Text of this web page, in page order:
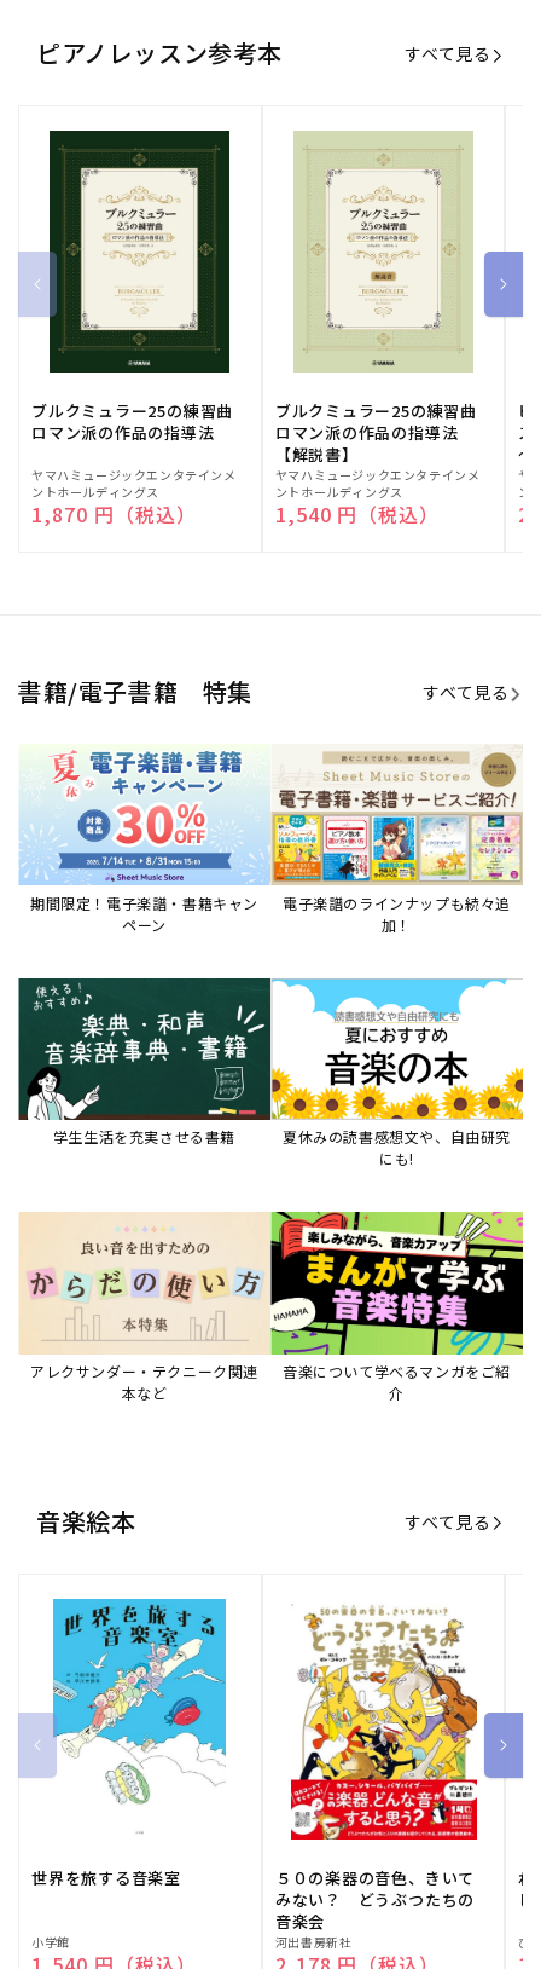
ピアノレッスン参考本 すべて見る
ブルクミュラー25の練習曲
ロマン派の作品の指導法
販
売
元:
ヤマハミュージックエンタテインメ
ントホールディングス
通常価格
1,870 円（税込）
ブルクミュラー25の練習曲
ロマン派の作品の指導法
【解説書】
販
売
元:
ヤマハミュージックエンタテインメ
ントホールディングス
通常価格
1,540 円（税込）
ピ
ス
～
販
売
元:
ヤ
ン
書籍/電子書籍 特集 すべて見る
期間限定！電子楽譜・書籍キャン
ペーン
電子楽譜のラインナップも続々追
加！
学生生活を充実させる書籍
夏休みの読書感想文や、自由研究
にも!
アレクサンダー・テクニーク関連
本など
音楽について学べるマンガをご紹
介
音楽絵本 すべて見る
世界を旅する音楽室
販
小学館
５０の楽器の音色、きいて
みない？ どうぶつたちの
音楽会
販
河出書房新社
ね
販ひ